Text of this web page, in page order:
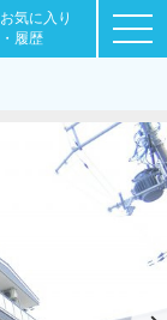
お気に入り
・履歴